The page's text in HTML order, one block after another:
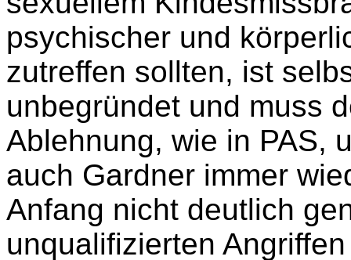
psychischer und
zutreffen sollten, ist
unbegründet und muss
Ablehnung, wie in PAS,
auch Gardner immer
Anfang nicht deutlich
unqualifizierten